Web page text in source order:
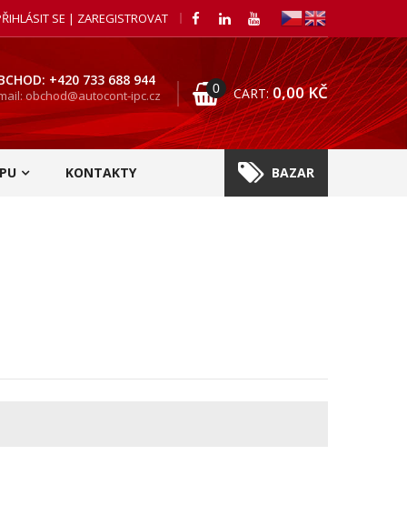
SE | ZAREGISTROVAT
+420 733 688 944
obchod@autocont-ipc.cz 0 CART: 0,00KČ
KONTAKTY BAZAR